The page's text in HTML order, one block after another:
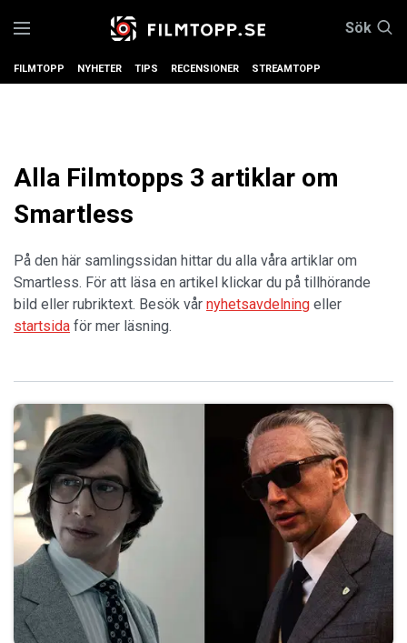
Sök
FILMTOPP NYHETER TIPS RECENSIONER STREAMTOPP
Alla Filmtopps 3 artiklar om
Smartless
På den här samlingssidan hittar du alla våra artiklar om
Smartless. För att läsa en artikel klickar du på tillhörande
bild eller rubriktext. Besök vår nyhetsavdelning eller
startsida för mer läsning.